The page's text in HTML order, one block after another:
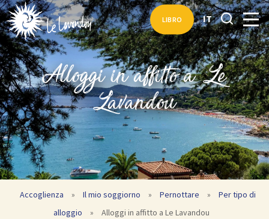
LIBRO IT
Alloggi in affitto a Le
Lavandou
Accoglienza » Il mio soggiorno » Pernottare »
Per tipo di
alloggio
» Alloggi in affitto a Le Lavandou